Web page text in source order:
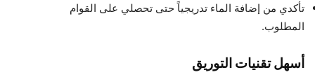
تأكدي من إضافة الماء تدريجياً حتى تحصلي على القوام
المطلوب.
أسهل تقنيات التوريق